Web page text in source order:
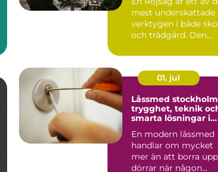
mest underskattade
verktygen i både
och trädgård. Den
01. jul
Låssmed stockholm
trygghet, teknik
smarta lösningar i
En modern låssmed
handlar om mycket
mer än att borra upp
dörrar när någon